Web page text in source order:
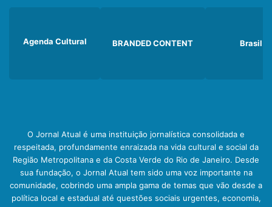
Agenda Cultural BRANDED CONTENT Brasil
O Jornal Atual é uma instituição jornalística consolidada e
respeitada, profundamente enraizada na vida cultural e social da
Região Metropolitana e da Costa Verde do Rio de Janeiro. Desde
sua fundação, o Jornal Atual tem sido uma voz importante na
comunidade, cobrindo uma ampla gama de temas que vão desde a
política local e estadual até questões sociais urgentes, economia,